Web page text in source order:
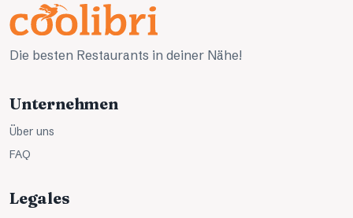
Die besten Restaurants in deiner Nähe!
Unternehmen
Über uns
FAQ
Legales